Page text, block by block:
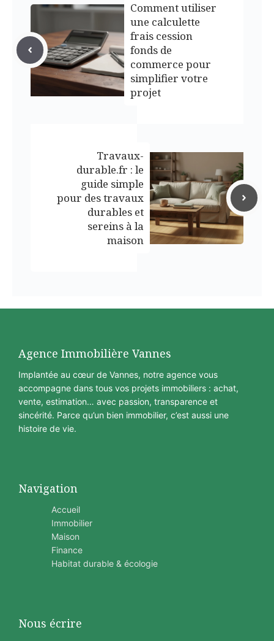
Comment utiliser
une calculette
frais cession
fonds de
commerce pour
simplifier votre
projet
Travaux-
durable.fr : le
guide simple
pour des travaux
durables et
sereins à la
maison
Agence Immobilière Vannes
Implantée au cœur de Vannes, notre agence vous
accompagne dans tous vos projets immobiliers : achat,
vente, estimation… avec passion, transparence et
sincérité. Parce qu’un bien immobilier, c’est aussi une
histoire de vie.
Navigation
Accueil
Immobilier
Maison
Finance
Habitat durable & écologie
Nous écrire